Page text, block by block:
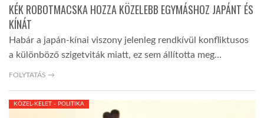
KÉK ROBOTMACSKA HOZZA KÖZELEBB EGYMÁSHOZ JAPÁNT ÉS
KÍNÁT
Habár a japán-kínai viszony jelenleg rendkívül konfliktusos
a különböző szigetviták miatt, ez sem állította meg…
FOLYTATÁS →
KÖZEL-KELET - POLITIKA